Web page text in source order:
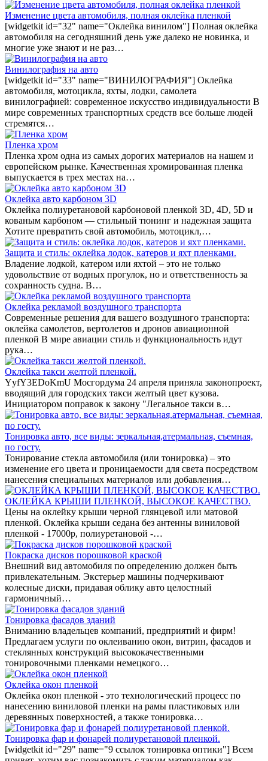
Изменение цвета автомобиля, полная оклейка пленкой
[widgetkit id="32" name="Оклейка винилом"] Полная оклейка
автомобиля на сегодняшний день уже далеко не новинка, и
многие уже знают и не раз…
Винилография на авто
[widgetkit id="33" name="ВИНИЛОГРАФИЯ"] Оклейка
автомобиля, мотоцикла, яхты, лодки, самолета
винилографией: современное искусство индивидуальности В
мире современных транспортных средств все больше людей
стремятся…
Пленка хром
Пленка хром одна из самых дорогих материалов на нашем и
европейском рынке. Качественная хромированная пленка
выпускается в трех местах на…
Оклейка авто карбоном 3D
Оклейка полиуретановой карбоновой пленкой 3D, 4D, 5D и
кованым карбоном — стильный тюнинг и надежная защита
Хотите превратить свой автомобиль, мотоцикл,…
Защита и стиль: оклейка лодок, катеров и яхт пленками.
Владение лодкой, катером или яхтой – это не только
удовольствие от водных прогулок, но и ответственность за
сохранность судна. В…
Оклейка рекламой воздушного транспорта
Современные решения для вашего воздушного транспорта:
оклейка самолетов, вертолетов и дронов авиационной
пленкой В мире авиации стиль и функциональность идут
рука…
Оклейка такси желтой пленкой.
YyfY3EDoKmU Мосгордума 24 апреля приняла законопроект,
вводящий для городских такси желтый цвет кузова.
Инициатором поправок к закону "Легальное такси в…
Тонировка авто, все виды: зеркальная,атермальная, съемная,
по госту.
Тонирование стекла автомобиля (или тонировка) – это
изменение его цвета и проницаемости для света посредством
нанесения специальных материалов или добавления…
ОКЛЕЙКА КРЫШИ ПЛЕНКОЙ, ВЫСОКОЕ КАЧЕСТВО.
Цены на оклейку крыши черной глянцевой или матовой
пленкой. Оклейка крыши седана без антенны виниловой
пленкой - 17000р, полиуретановой -…
Покраска дисков порошковой краской
Внешний вид автомобиля по определению должен быть
привлекательным. Экстерьер машины подчеркивают
колесные диски, придавая облику авто целостный
гармоничный…
Тонировка фасадов зданий
Вниманию владельцев компаний, предприятий и фирм!
Предлагаем услуги по оклеиванию окон, витрин, фасадов и
стеклянных конструкций высококачественными
тонировочными пленками немецкого…
Оклейка окон пленкой
Оклейка окон пленкой - это технологический процесс по
нанесению виниловой пленки на рамы пластиковых или
деревянных поверхностей, а также тонировка…
Тонировка фар и фонарей полиуретановой пленкой.
[widgetkit id="29" name="9 ссылок тонировка оптики"] Всем